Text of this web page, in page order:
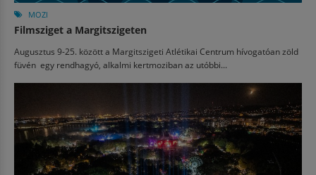
MOZI
Filmsziget a Margitszigeten
Augusztus 9-25. között a Margitszigeti Atlétikai Centrum hívogatóan zöld
füvén egy rendhagyó, alkalmi kertmoziban az utóbbi...